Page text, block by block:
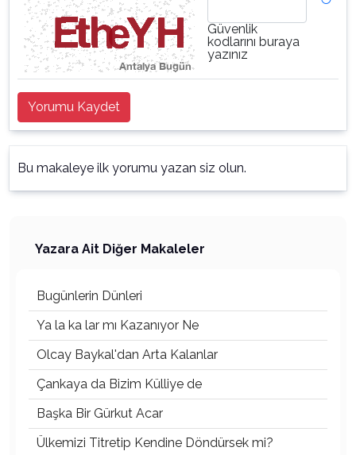
Güvenlik
kodlarını buraya
yazınız
Yorumu Kaydet
Bu makaleye ilk yorumu yazan siz olun.
Yazara Ait Diğer Makaleler
Bugünlerin Dünleri
Ya la ka lar mı Kazanıyor Ne
Olcay Baykal'dan Arta Kalanlar
Çankaya da Bizim Külliye de
Başka Bir Gürkut Acar
Ülkemizi Titretip Kendine Döndürsek mi?